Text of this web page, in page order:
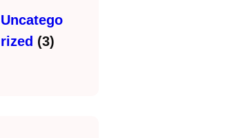
Uncatego
rized (3)